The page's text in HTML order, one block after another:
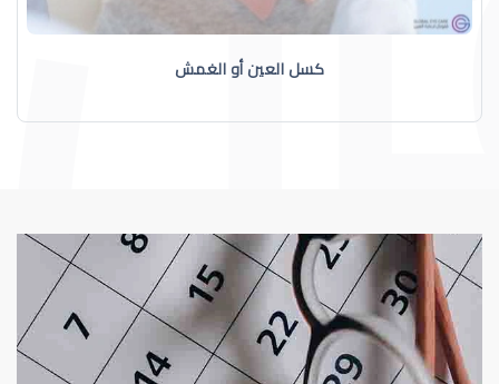
كسل العين أو الغمش
طب عيون الاطفال